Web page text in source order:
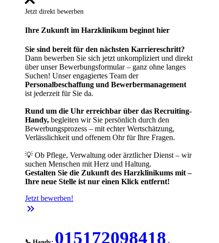
Jetzt direkt bewerben
Ihre Zukunft im Harzklinikum beginnt hier
Sie sind bereit für den nächsten Karriereschritt?
Dann bewerben Sie sich jetzt unkompliziert und direkt
über unser Bewerbungsformular – ganz ohne langes
Suchen! Unser engagiertes Team der
Personalbeschaffung und Bewerbermanagement
ist jederzeit für Sie da.
Rund um die Uhr erreichbar über das Recruiting-
Handy, begleiten wir Sie persönlich durch den
Bewerbungsprozess – mit echter Wertschätzung,
Verlässlichkeit und offenem Ohr für Ihre Fragen.
💡 Ob Pflege, Verwaltung oder ärztlicher Dienst – wir
suchen Menschen mit Herz und Haltung.
Gestalten Sie die Zukunft des Harzklinikums mit –
Ihre neue Stelle ist nur einen Klick entfernt!
Jetzt bewerben!
keyboard_double_arrow_right
015172098418